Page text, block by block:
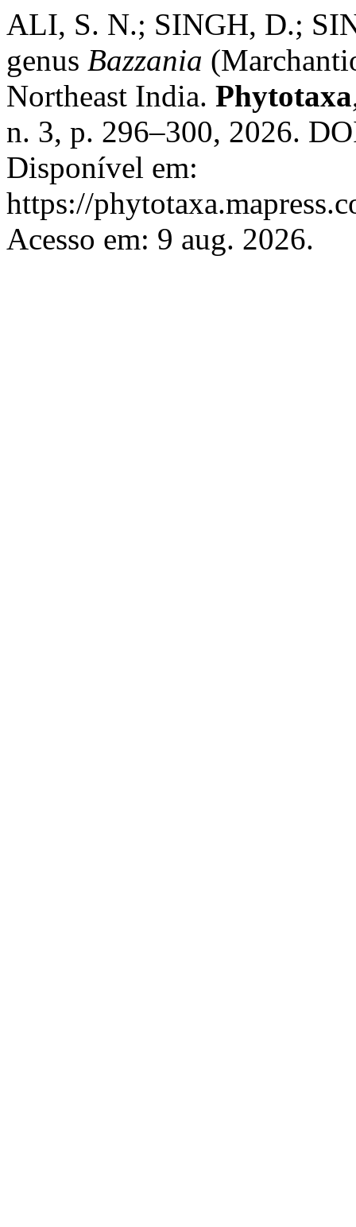
ALI, S. N.; SINGH, D.;
genus Bazzania
Northeast India. Phytotaxa
n. 3, p. 296–300, 2026.
Disponível em:
https://
Acesso em: 9 aug. 2026.